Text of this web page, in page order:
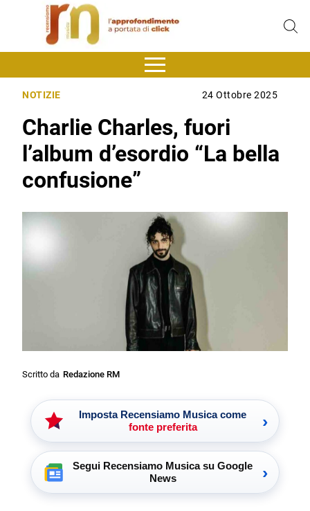
NOTIZIE 24 Ottobre 2025
Charlie Charles, fuori
l’album d’esordio “La bella
confusione”
Scritto da Redazione RM
Imposta Recensiamo Musica come
fonte preferita
›
Segui Recensiamo Musica su Google
News
›